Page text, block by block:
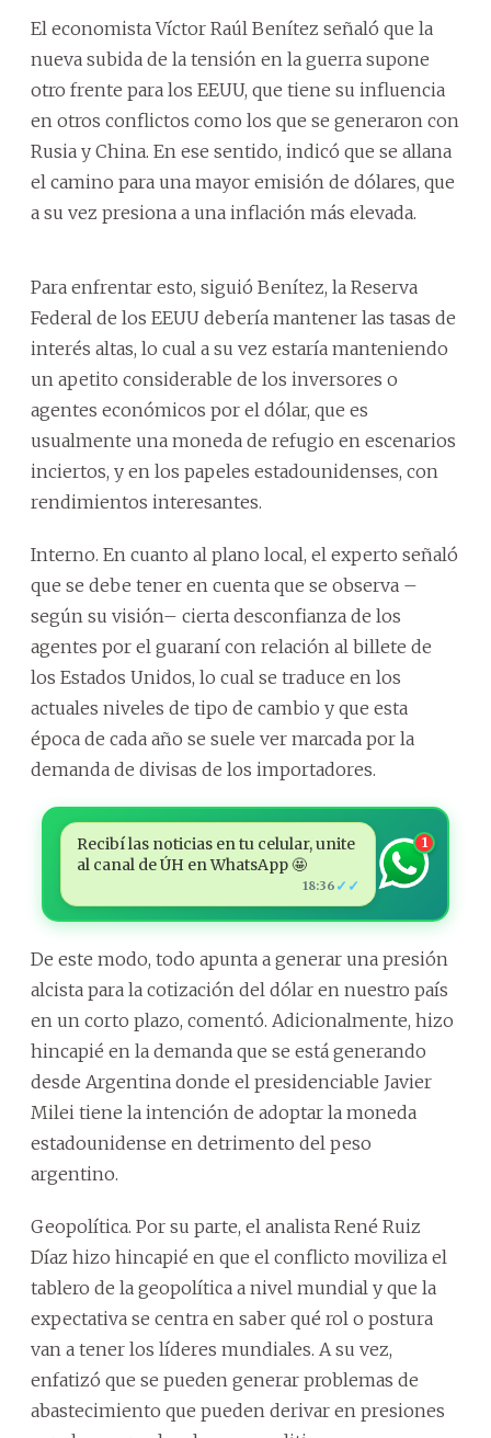
El economista Víctor Raúl Benítez señaló que la
nueva subida de la tensión en la guerra supone
otro frente para los EEUU, que tiene su influencia
en otros conflictos como los que se generaron con
Rusia y China. En ese sentido, indicó que se allana
el camino para una mayor emisión de dólares, que
a su vez presiona a una inflación más elevada.
Para enfrentar esto, siguió Benítez, la Reserva
Federal de los EEUU debería mantener las tasas de
interés altas, lo cual a su vez estaría manteniendo
un apetito considerable de los inversores o
agentes económicos por el dólar, que es
usualmente una moneda de refugio en escenarios
inciertos, y en los papeles estadounidenses, con
rendimientos interesantes.
Interno. En cuanto al plano local, el experto señaló
que se debe tener en cuenta que se observa –
según su visión– cierta desconfianza de los
agentes por el guaraní con relación al billete de
los Estados Unidos, lo cual se traduce en los
actuales niveles de tipo de cambio y que esta
época de cada año se suele ver marcada por la
demanda de divisas de los importadores.
Recibí las noticias en tu celular, unite
al canal de ÚH en WhatsApp 🤩
18:36 ✓✓
1
De este modo, todo apunta a generar una presión
alcista para la cotización del dólar en nuestro país
en un corto plazo, comentó. Adicionalmente, hizo
hincapié en la demanda que se está generando
desde Argentina donde el presidenciable Javier
Milei tiene la intención de adoptar la moneda
estadounidense en detrimento del peso
argentino.
Geopolítica. Por su parte, el analista René Ruiz
Díaz hizo hincapié en que el conflicto moviliza el
tablero de la geopolítica a nivel mundial y que la
expectativa se centra en saber qué rol o postura
van a tener los líderes mundiales. A su vez,
enfatizó que se pueden generar problemas de
abastecimiento que pueden derivar en presiones